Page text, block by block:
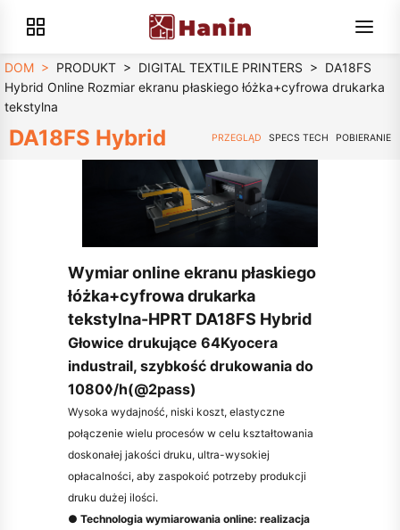
DOM > PRODUKT > DIGITAL TEXTILE PRINTERS > DA18FS
Hybrid Online Rozmiar ekranu płaskiego łóżka+cyfrowa drukarka
tekstylna
DA18FS Hybrid PRZEGLĄD SPECS TECH POBIERANIE
Wymiar online ekranu płaskiego
łóżka+cyfrowa drukarka
tekstylna-HPRT DA18FS Hybrid
Głowice drukujące 64Kyocera
industrail, szybkość drukowania do
1080◊/h(@2pass)
Wysoka wydajność, niski koszt, elastyczne
połączenie wielu procesów w celu kształtowania
doskonałej jakości druku, ultra-wysokiej
opłacalności, aby zaspokoić potrzeby produkcji
druku dużej ilości.
● Technologia wymiarowania online: realizacja